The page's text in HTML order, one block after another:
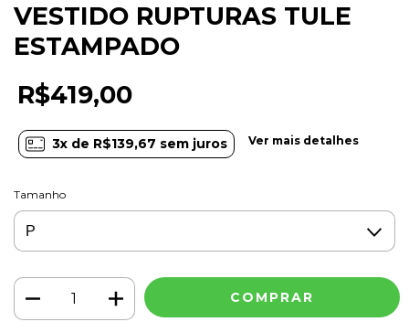
VESTIDO RUPTURAS TULE
ESTAMPADO
R$419,00
3x de R$139,67 sem juros Ver mais detalhes
Tamanho